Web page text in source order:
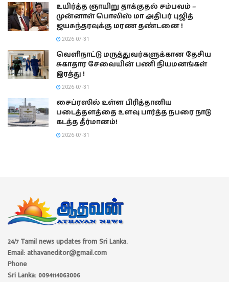
உயிர்த்த ஞாயிறு தாக்குதல் சம்பவம் –
முன்னாள் பொலிஸ் மா அதிபர் புஜித்
ஜயசுந்தரவுக்கு மரண தண்டனை !
2026-07-31
வெளிநாட்டு மருத்துவர்களுக்கான தேசிய
சுகாதார சேவையின் பணி நியமனங்கள்
இரத்து !
2026-07-31
சைப்ரஸில் உள்ள பிரித்தானிய
படைத்தளத்தை உளவு பார்த்த நபரை நாடு
கடத்த தீர்மானம்!
2026-07-31
24/7 Tamil news updates from Sri Lanka.
Email: athavaneditor@gmail.com
Phone
Sri Lanka: 0094114063006